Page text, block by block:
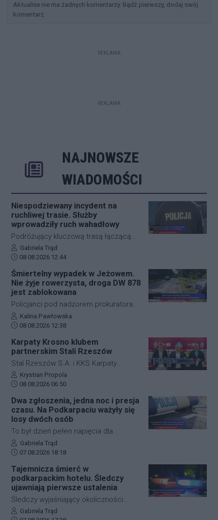
Aktualnie nie ma żadnych komentarzy. Bądź pierwszy, dodaj swój
komentarz.
REKLAMA
REKLAMA
NAJNOWSZE
WIADOMOŚCI
Niespodziewany incydent na
ruchliwej trasie. Służby
wprowadziły ruch wahadłowy
Podróżujący kluczową trasą łączącą
Jasło z Gorlicami muszą uzbroić się w
cierpliwość. Niespodziewane
zdarzenie drogowe w miejscowości
Przysieki doprowadziło do utrudnień na
drodze krajowej nr 28. Na miejscu
natychmiast pojawiła się policja, która
wprowadziła zmianę w organizacji
ruchu, by zabezpieczyć teren i uniknąć
Autor artykułu:
Gabriela Trąd
Data dodania artykułu:
08.08.2026 12:44
Śmiertelny wypadek w Jeżowem.
Nie żyje rowerzysta, droga DW 878
jest zablokowana
Policjanci pod nadzorem prokuratora
ustalają szczegółowe okoliczności
tragicznego wypadku, do którego
Jeżowe w powiecie niżańskim. W
wyniku zderzenia samochodu
osobowego z rowerzystą, śmierć na
miejscu poniósł kierujący jednośladem.
Droga wojewódzka nr 878 jest
całkowicie zablokowana.
Autor artykułu:
Kalina Pawłowska
Data dodania artykułu:
08.08.2026 12:38
Karpaty Krosno klubem
partnerskim Stali Rzeszów
Stal Rzeszów S.A. i KKS Karpaty
Krosno rozpoczęły oficjalną
współpracę. Kluby podpisały
długoterminową umowę partnerską,
która ma obejmować m.in. wymianę
doświadczeń, rozwój szkolenia
młodzieży oraz obserwację i
pozyskiwanie utalentowanych
zawodników z regionu.
Autor artykułu:
Krystian Propola
Data dodania artykułu:
08.08.2026 06:50
Dwa zgłoszenia, jedna noc i presja
czasu. Na Podkarpaciu ważyły się
losy dwóch osób
To był dzień pełen napięcia dla
funkcjonariuszy z powiatu niżańskiego.
W ciągu zaledwie kilkunastu godzin
służby ratunkowe musiały
przeprowadzić dwie niezależne,
intensywne akcje poszukiwawcze. W
obu przypadkach chodziło o ludzkie
życie, a kluczową rolę odegrał czas.
Dzięki błyskawicznej mobilizacji policji,
Autor artykułu:
Gabriela Trąd
Data dodania artykułu:
07.08.2026 18:18
Tajemnicza śmierć w
podkarpackim hotelu. Śledczy
ujawniają pierwsze ustalenia
Śledczy wyjaśniający okoliczności
tragicznego zdarzenia na terenie
Autor artykułu:
Gabriela Trąd